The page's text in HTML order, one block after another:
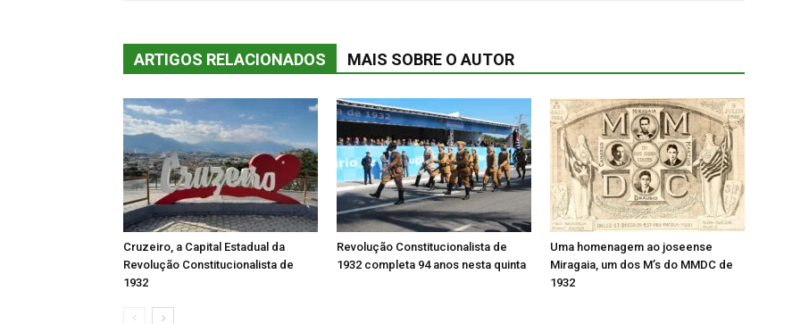
ARTIGOS RELACIONADOS MAIS SOBRE O AUTOR
Cruzeiro, a Capital Estadual da
Revolução Constitucionalista de
1932
Revolução Constitucionalista de
1932 completa 94 anos nesta quinta
Uma homenagem ao joseense
Miragaia, um dos M’s do MMDC de
1932